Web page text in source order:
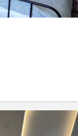
KN 5436